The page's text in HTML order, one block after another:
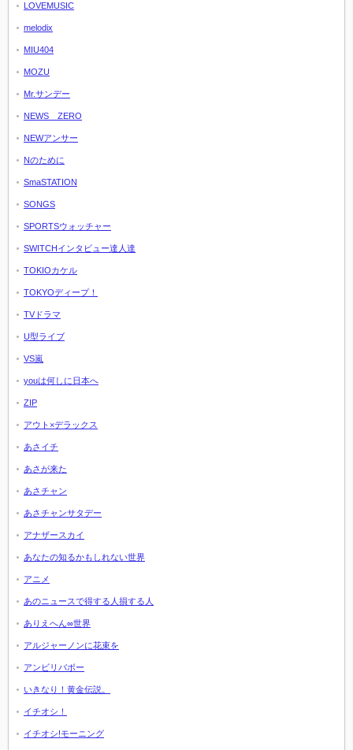
LOVEMUSIC
melodix
MIU404
MOZU
Mr.サンデー
NEWS ZERO
NEWアンサー
Nのために
SmaSTATION
SONGS
SPORTSウォッチャー
SWITCHインタビュー達人達
TOKIOカケル
TOKYOディープ！
TVドラマ
U型ライブ
VS嵐
youは何しに日本へ
ZIP
アウト×デラックス
あさイチ
あさが来た
あさチャン
あさチャンサタデー
アナザースカイ
あなたの知るかもしれない世界
アニメ
あのニュースで得する人損する人
ありえへん∞世界
アルジャーノンに花束を
アンビリバボー
いきなり！黄金伝説。
イチオシ！
イチオシ!モーニング